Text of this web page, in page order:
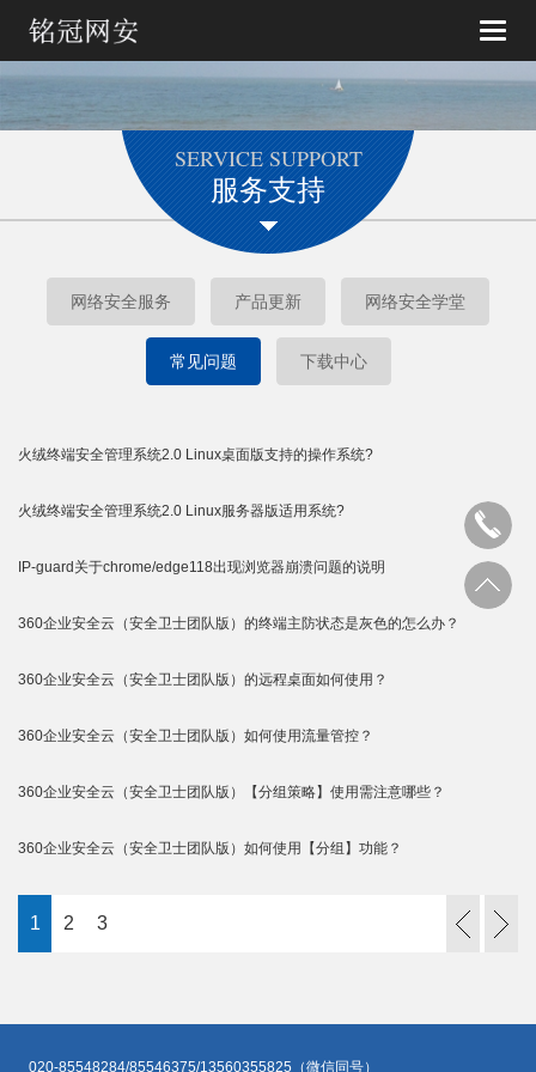
Toggle
SERVICE SUPPORT
服务支持
网络安全服务 产品更新 网络安全学堂
常见问题 下载中心
火绒终端安全管理系统2.0 Linux桌面版支持的操作系统?
火绒终端安全管理系统2.0 Linux服务器版适用系统?
IP-guard关于chrome/edge118出现浏览器崩溃问题的说明
360企业安全云（安全卫士团队版）的终端主防状态是灰色的怎么办？
360企业安全云（安全卫士团队版）的远程桌面如何使用？
360企业安全云（安全卫士团队版）如何使用流量管控？
360企业安全云（安全卫士团队版）【分组策略】使用需注意哪些？
360企业安全云（安全卫士团队版）如何使用【分组】功能？
1 2 3
020-85548284/85546375/13560355825（微信同号）